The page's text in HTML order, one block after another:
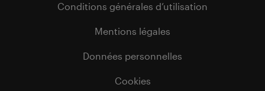
Conditions générales d’utilisation
Mentions légales
Données personnelles
Cookies